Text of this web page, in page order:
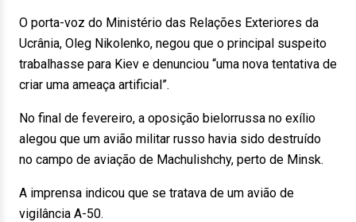
O porta-voz do Ministério das Relações Exteriores da
Ucrânia, Oleg Nikolenko, negou que o principal suspeito
trabalhasse para Kiev e denunciou “uma nova tentativa de
criar uma ameaça artificial”.
No final de fevereiro, a oposição bielorrussa no exílio
alegou que um avião militar russo havia sido destruído
no campo de aviação de Machulishchy, perto de Minsk.
A imprensa indicou que se tratava de um avião de
vigilância A-50.